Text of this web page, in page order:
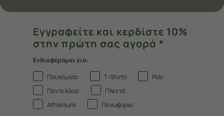
Εγγραφείτε και κερδίστε 10%
στην πρώτη σας αγορά *
Ενδιαφέρομαι για:
Πουκάμισα
T-Shirts
Polo
Παντελόνια
Πλεκτά
Athleisure
Πανωφόρια